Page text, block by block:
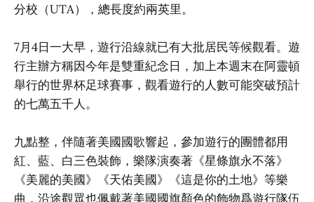
分校（UTA），總長度約兩英里。
7月4日一大早，遊行沿線就已有大批居民等候觀看。遊
行主辦方稱因今年是雙重紀念日，加上本週末在阿靈頓
舉行的世界杯足球賽事，觀看遊行的人數可能突破預計
的七萬五千人。
九點整，伴隨著美國國歌響起，參加遊行的團體都用
紅、藍、白三色裝飾，樂隊演奏著《星條旗永不落》
《美麗的美國》《天佑美國》《這是你的土地》等樂
曲，沿途觀眾也佩戴著美國國旗顏色的飾物爲遊行隊伍